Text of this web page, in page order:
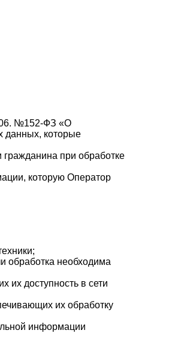
№152-ФЗ «О
данных, которые
при обработке
которую Оператор
обработка необходима
доступность в сети
их обработку
информации